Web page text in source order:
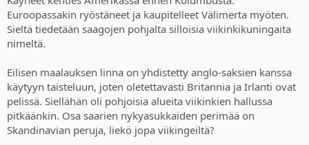
Euroopassakin ryöstäneet ja kaupitelleet Välimerta myöten.
Sieltä tiedetään saagojen pohjalta silloisia viikinkikuningaita
nimeltä.
Eilisen maalauksen linna on yhdistetty anglo-saksien kanssa
käytyyn taisteluun, joten oletettavasti Britannia ja Irlanti ovat
pelissä. Siellähän oli pohjoisia alueita viikinkien hallussa
pitkäänkin. Osa saarien nykyasukkaiden perimää on
Skandinavian peruja, liekö jopa viikingeiltä?